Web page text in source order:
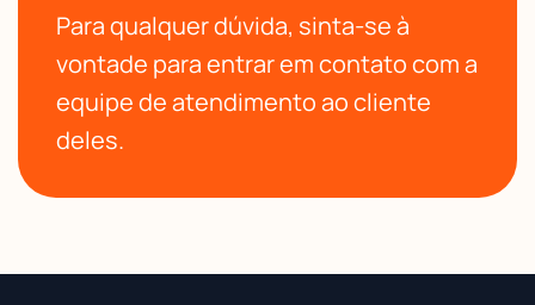
Para qualquer dúvida, sinta-se à
vontade para entrar em contato com a
equipe de atendimento ao cliente
deles.